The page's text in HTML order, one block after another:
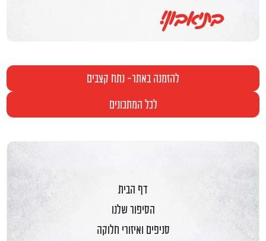
בתיאבון!
להזמנה באתר- נתח קצבים
לכל המתכונים
דף הבית
הסיפור שלנו
סניפים ואיזורי חלוקה